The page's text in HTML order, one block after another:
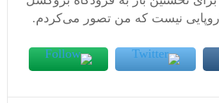
اروپایی نیست که من تصور می‌کردم.